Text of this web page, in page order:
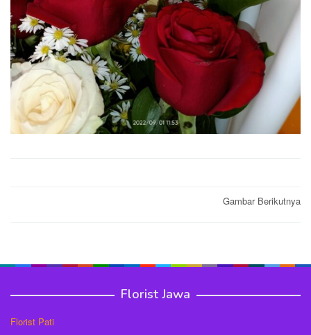
Gambar Berikutnya
Florist Jawa
Florist Pati